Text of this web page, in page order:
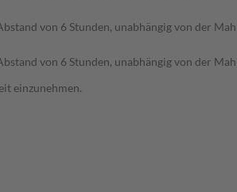
von 6 Stunden, unabhängig von der
von 6 Stunden, unabhängig von der
einzunehmen.